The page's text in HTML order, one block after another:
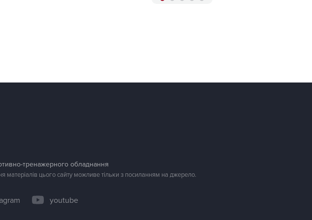
тренажерного обладнання
матеріалів цього сайту можливе тільки з посиланням на джерело.
youtube